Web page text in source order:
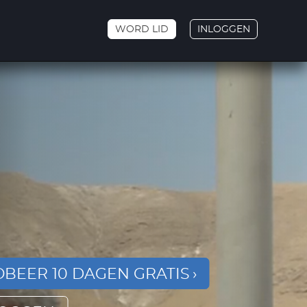
WORD LID INLOGGEN
10 DAGEN GRATIS